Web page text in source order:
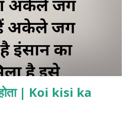
होता | Koi kisi ka